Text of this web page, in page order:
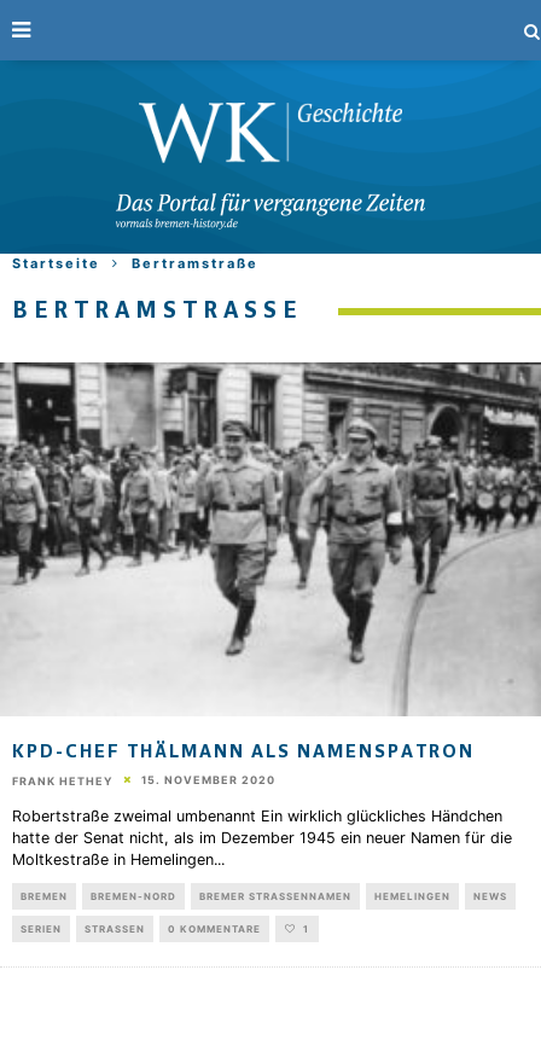
Startseite Bertramstraße
BERTRAMSTRASSE
KPD-CHEF THÄLMANN ALS NAMENSPATRON
FRANK HETHEY 15. NOVEMBER 2020
Robertstraße zweimal umbenannt Ein wirklich glückliches Händchen
hatte der Senat nicht, als im Dezember 1945 ein neuer Namen für die
Moltkestraße in Hemelingen...
BREMEN BREMEN-NORD BREMER STRASSENNAMEN HEMELINGEN NEWS
SERIEN STRASSEN 0 KOMMENTARE 1